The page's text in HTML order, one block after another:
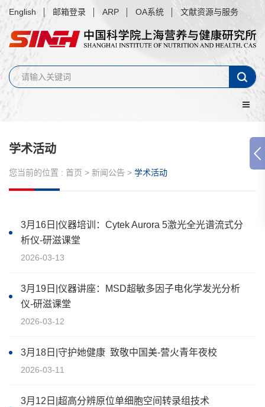
English 邮箱登录 ARP OA系统 文献资源与服务
学术活动
您当前的位置 : 首页 > 新闻公告 > 学术活动
3月16日|仪器培训：Cytek Aurora 5激光全光谱流式分
析仪-研滋课堂
2026-03-13
3月19日|仪器讲座：MSD超敏多因子电化学发光分析
仪-研滋课堂
2026-03-12
3月18日|守护她健康 致敬中国美-营火青年夜校
2026-03-11
3月12日|超高分辨原位单细胞空间转录组技术